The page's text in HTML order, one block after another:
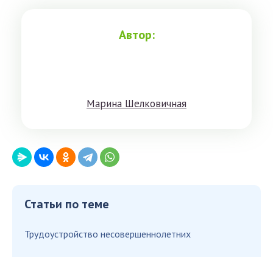
Автор:
Мaринa Шeлкoвичнaя
Статьи по теме
Трудоустройство несовершеннолетних